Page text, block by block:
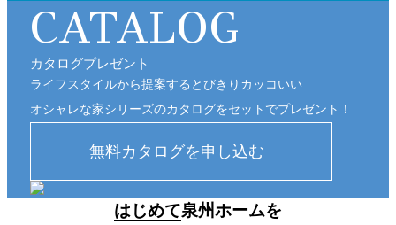
CATALOG
カタログプレゼント
ライフスタイルから提案するとびきりカッコいい
オシャレな家シリーズのカタログをセットでプレゼント！
はじめて泉州ホームを